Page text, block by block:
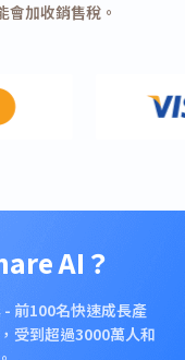
會加收銷售稅。
AI？
前100名快速成長產
受到超過3000萬人和